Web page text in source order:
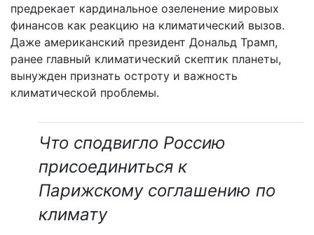
предрекает кардинальное озеленение мировых
финансов как реакцию на климатический вызов.
Даже американский президент Дональд Трамп,
ранее главный климатический скептик планеты,
вынужден признать остроту и важность
климатической проблемы.
Что сподвигло Россию
присоединиться к
Парижскому соглашению по
климату